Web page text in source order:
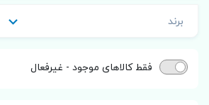
برند
فقط کالاهای موجود - غیرفعال